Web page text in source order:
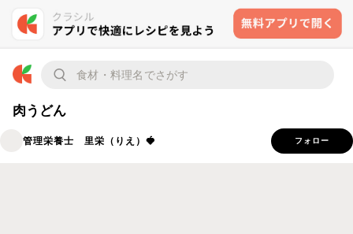
肉うどん
管理栄養士 里栄（りえ）🍓 フォロー